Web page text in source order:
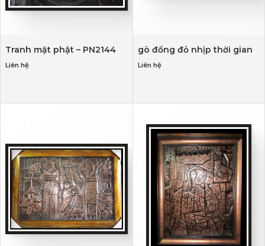
Tranh mặt phật – PN2144
Liên hệ
gò đồng đỏ nhịp thời gian
Liên hệ